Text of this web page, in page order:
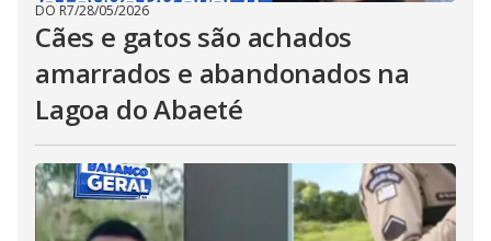
DO R7/28/05/2026
Cães e gatos são achados
amarrados e abandonados na
Lagoa do Abaeté